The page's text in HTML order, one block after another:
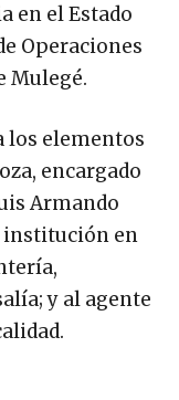
en el Estado
Operaciones
Mulegé.
los elementos
encargado
Armando
institución en
y al agente